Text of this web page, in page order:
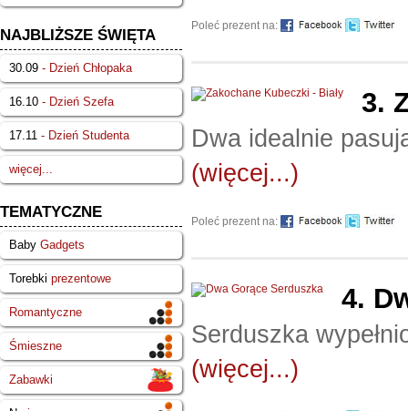
NAJBLIŻSZE ŚWIĘTA
30.09 - Dzień Chłopaka
16.10 - Dzień Szefa
17.11 - Dzień Studenta
więcej...
TEMATYCZNE
Baby Gadgets
Torebki prezentowe
Romantyczne
Śmieszne
Zabawki
Poleć prezent na:
3.
Dwa idealnie
(więcej...)
Poleć prezent na:
4.
Serduszka
(więcej...)